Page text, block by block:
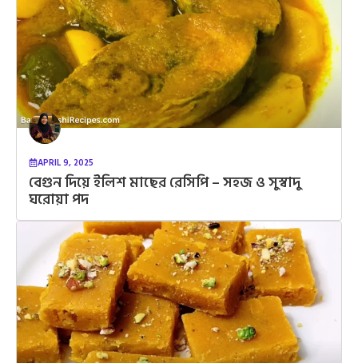
APRIL 9, 2025
বেগুন দিয়ে ইলিশ মাছের রেসিপি – সহজ ও সুস্বাদু
ঘরোয়া পদ